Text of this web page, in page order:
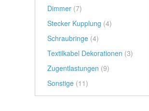
Dimmer (7)
Stecker Kupplung (4)
Schraubringe (4)
Textilkabel Dekorationen (3)
Zugentlastungen (9)
Sonstige (11)